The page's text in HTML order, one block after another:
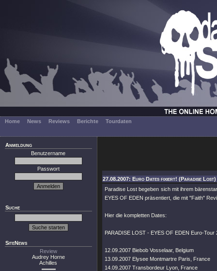
Home News Reviews Berichte Tourdaten
Anmeldung
Benutzername
Passwort
Suche
SiteNews
Review
Audrey Horne
Achilles
27.08.2007: Euro Dates fixiert! (Paradise Lost)
Paradise Lost begeben sich mit ihrem
EYES OF EDEN präsentiert, die mit "Faith"
Hier die kompletten Dates:
PARADISE LOST - EYES OF EDEN Euro-Tour
12.09.2007 Biebob Vosselaar, Belgium
13.09.2007 Elysee Montmartre Paris, France
14.09.2007 Transbordeur Lyon, France